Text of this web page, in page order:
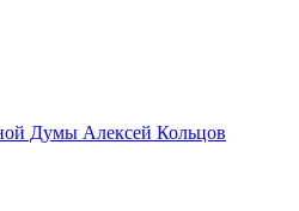
Думы Алексей Кольцов